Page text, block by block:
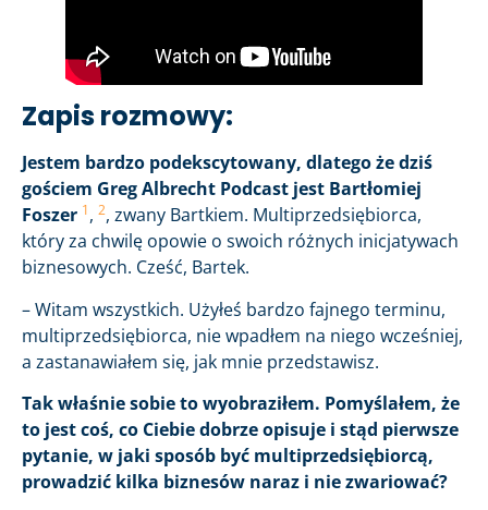
Zapis rozmowy:
Jestem bardzo podekscytowany, dlatego że dziś
gościem Greg Albrecht Podcast jest Bartłomiej
Foszer 1, 2, zwany Bartkiem. Multiprzedsiębiorca,
który za chwilę opowie o swoich różnych inicjatywach
biznesowych. Cześć, Bartek.
– Witam wszystkich. Użyłeś bardzo fajnego terminu,
multiprzedsiębiorca, nie wpadłem na niego wcześniej,
a zastanawiałem się, jak mnie przedstawisz.
Tak właśnie sobie to wyobraziłem. Pomyślałem, że
to jest coś, co Ciebie dobrze opisuje i stąd pierwsze
pytanie, w jaki sposób być multiprzedsiębiorcą,
prowadzić kilka biznesów naraz i nie zwariować?